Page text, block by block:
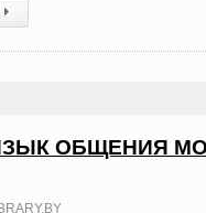
ОБЩЕНИЯ